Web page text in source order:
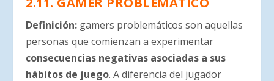
Definición: gamers problemáticos son aquellas
personas que comienzan a experimentar
consecuencias negativas asociadas a sus
hábitos de juego. A diferencia del jugador